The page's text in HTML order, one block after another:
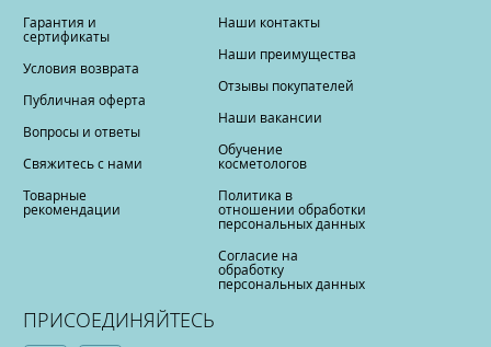
Гарантия и
сертификаты
Условия возврата
Публичная оферта
Вопросы и ответы
Свяжитесь с нами
Товарные
рекомендации
Наши контакты
Наши преимущества
Отзывы покупателей
Наши вакансии
Обучение
косметологов
Политика в
отношении обработки
персональных данных
Согласие на
обработку
персональных данных
ПРИСОЕДИНЯЙТЕСЬ